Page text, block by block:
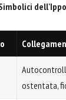
ostentata,